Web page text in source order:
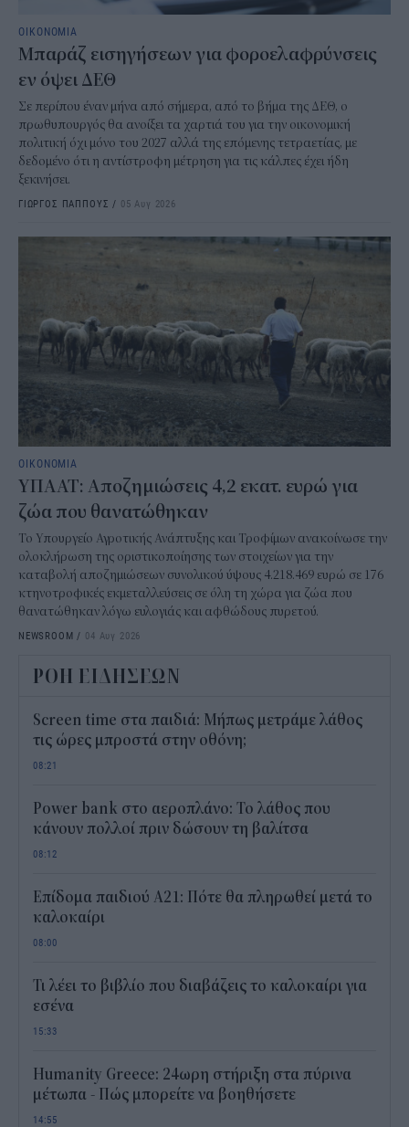
ΟΙΚΟΝΟΜΙΑ
Μπαράζ εισηγήσεων για φοροελαφρύνσεις
εν όψει ΔΕΘ
Σε περίπου έναν μήνα από σήμερα, από το βήμα της ΔΕΘ, ο
πρωθυπουργός θα ανοίξει τα χαρτιά του για την οικονομική
πολιτική όχι μόνο του 2027 αλλά της επόμενης τετραετίας, με
δεδομένο ότι η αντίστροφη μέτρηση για τις κάλπες έχει ήδη
ξεκινήσει.
ΓΙΩΡΓΟΣ ΠΑΠΠΟΥΣ / 05 Αυγ 2026
ΟΙΚΟΝΟΜΙΑ
ΥΠΑΑΤ: Αποζημιώσεις 4,2 εκατ. ευρώ για
ζώα που θανατώθηκαν
Το Υπουργείο Αγροτικής Ανάπτυξης και Τροφίμων ανακοίνωσε την
ολοκλήρωση της οριστικοποίησης των στοιχείων για την
καταβολή αποζημιώσεων συνολικού ύψους 4.218.469 ευρώ σε 176
κτηνοτροφικές εκμεταλλεύσεις σε όλη τη χώρα για ζώα που
θανατώθηκαν λόγω ευλογιάς και αφθώδους πυρετού.
NEWSROOM / 04 Αυγ 2026
ΡΟΗ ΕΙΔΗΣΕΩΝ
Screen time στα παιδιά: Μήπως μετράμε λάθος
τις ώρες μπροστά στην οθόνη;
08:21
Power bank στο αεροπλάνο: Το λάθος που
κάνουν πολλοί πριν δώσουν τη βαλίτσα
08:12
Επίδομα παιδιού Α21: Πότε θα πληρωθεί μετά το
καλοκαίρι
08:00
Τι λέει το βιβλίο που διαβάζεις το καλοκαίρι για
εσένα
15:33
Humanity Greece: 24ωρη στήριξη στα πύρινα
μέτωπα - Πώς μπορείτε να βοηθήσετε
14:55